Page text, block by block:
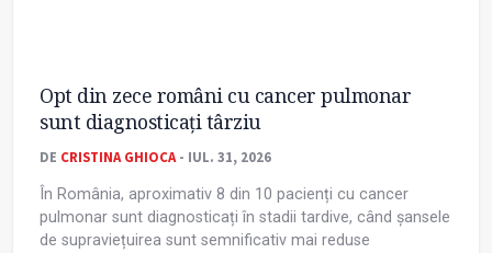
Opt din zece români cu cancer pulmonar
sunt diagnosticați târziu
DE CRISTINA GHIOCA- IUL. 31, 2026
În România, aproximativ 8 din 10 pacienți cu cancer
pulmonar sunt diagnosticați în stadii tardive, când șansele
de supraviețuirea sunt semnificativ mai reduse